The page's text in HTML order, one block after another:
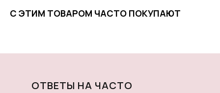
С ЭТИМ ТОВАРОМ ЧАСТО ПОКУПАЮТ
ОТВЕТЫ НА ЧАСТО